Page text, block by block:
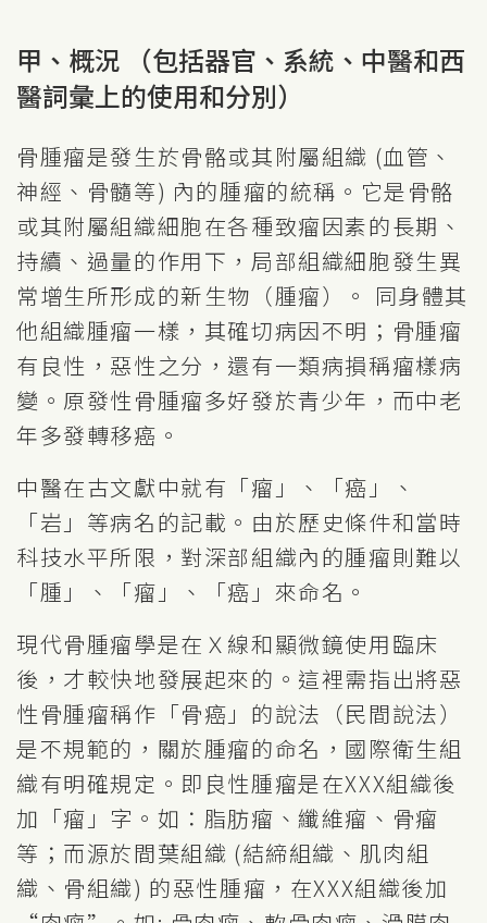
甲、概況 （包括器官、系統、中醫和西
醫詞彙上的使用和分別）
骨腫瘤是發生於骨骼或其附屬組織 (血管、
神經、骨髓等) 內的腫瘤的統稱。它是骨骼
或其附屬組織細胞在各種致瘤因素的長期、
持續、過量的作用下，局部組織細胞發生異
常增生所形成的新生物（腫瘤）。 同身體其
他組織腫瘤一樣，其確切病因不明；骨腫瘤
有良性，惡性之分，還有一類病損稱瘤樣病
變。原發性骨腫瘤多好發於青少年，而中老
年多發轉移癌。
中醫在古文獻中就有「瘤」、「癌」、
「岩」等病名的記載。由於歷史條件和當時
科技水平所限，對深部組織內的腫瘤則難以
「腫」、「瘤」、「癌」來命名。
現代骨腫瘤學是在Ｘ線和顯微鏡使用臨床
後，才較快地發展起來的。這裡需指出將惡
性骨腫瘤稱作「骨癌」的說法（民間說法）
是不規範的，關於腫瘤的命名，國際衛生組
織有明確規定。即良性腫瘤是在XXX組織後
加「瘤」字。如：脂肪瘤、纖維瘤、骨瘤
等；而源於間葉組織 (結締組織、肌肉組
織、骨組織) 的惡性腫瘤，在XXX組織後加